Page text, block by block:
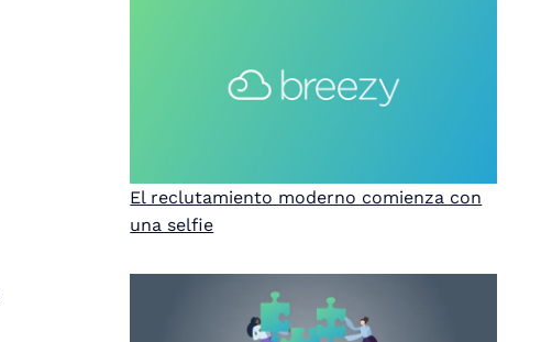
El reclutamiento moderno comienza con
una selfie